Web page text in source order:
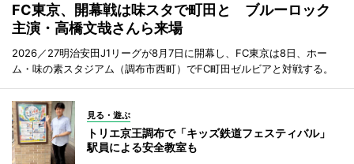
FC東京、開幕戦は味スタで町田と ブルーロック
主演・高橋文哉さんら来場
2026／27明治安田J1リーグが8月7日に開幕し、FC東京は8日、ホー
ム・味の素スタジアム（調布市西町）でFC町田ゼルビアと対戦する。
見る・遊ぶ
トリエ京王調布で「キッズ鉄道フェスティバル」
駅員による安全教室も